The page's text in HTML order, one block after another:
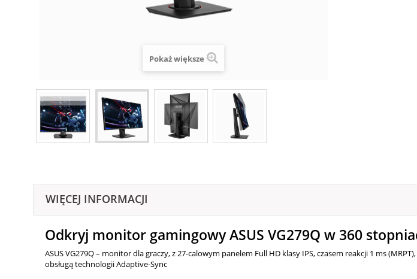
Pokaż większe
WIĘCEJ INFORMACJI
Odkryj monitor gamingowy ASUS VG279Q w 360
ASUS VG279Q – monitor dla graczy, z 27-calowym panelem Full HD klasy IPS, czasem reakcji 1 ms
obsługą technologii Adaptive-Sync